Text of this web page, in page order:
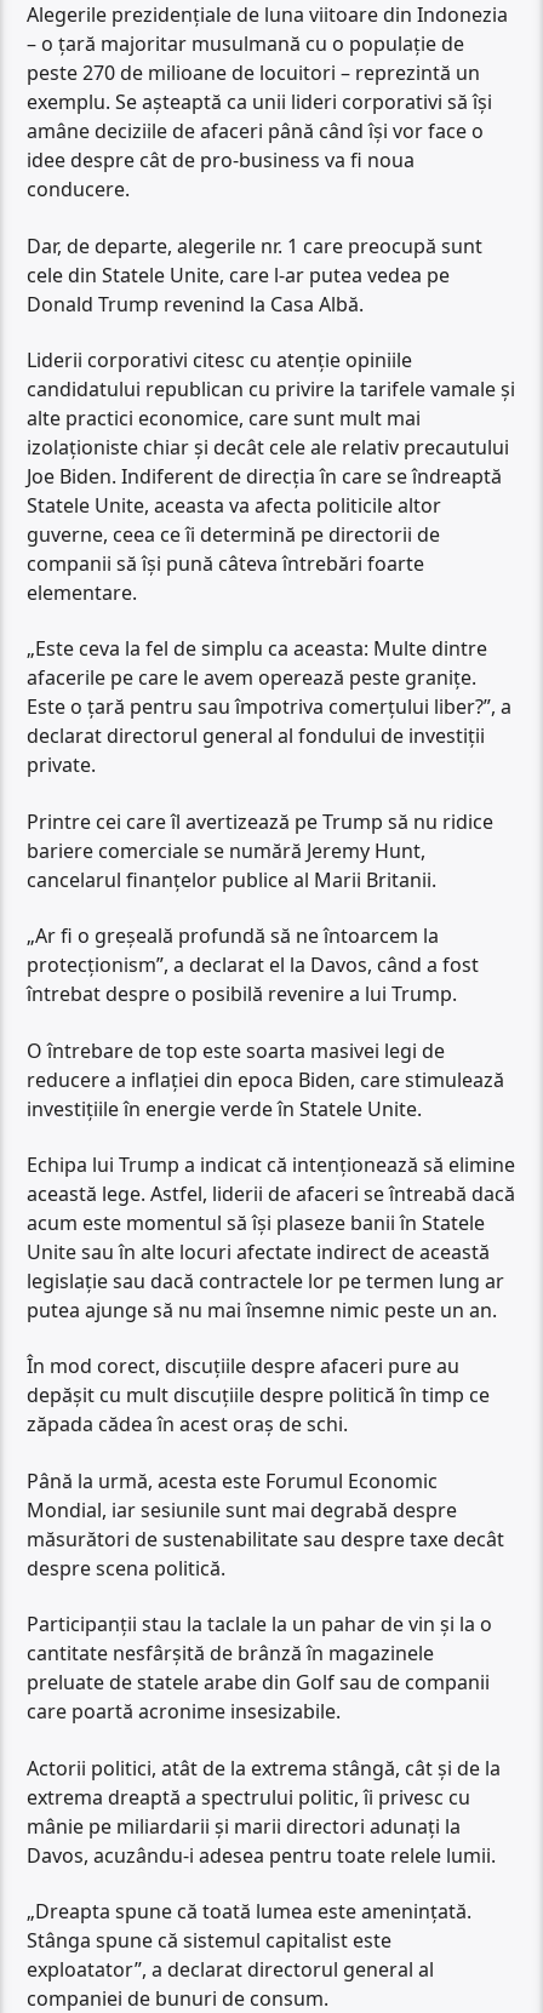
Alegerile prezidențiale de luna viitoare din Indonezia
– o țară majoritar musulmană cu o populație de
peste 270 de milioane de locuitori – reprezintă un
exemplu. Se așteaptă ca unii lideri corporativi să își
amâne deciziile de afaceri până când își vor face o
idee despre cât de pro-business va fi noua
conducere.
Dar, de departe, alegerile nr. 1 care preocupă sunt
cele din Statele Unite, care l-ar putea vedea pe
Donald Trump revenind la Casa Albă.
Liderii corporativi citesc cu atenție opiniile
candidatului republican cu privire la tarifele vamale și
alte practici economice, care sunt mult mai
izolaționiste chiar și decât cele ale relativ precautului
Joe Biden. Indiferent de direcția în care se îndreaptă
Statele Unite, aceasta va afecta politicile altor
guverne, ceea ce îi determină pe directorii de
companii să își pună câteva întrebări foarte
elementare.
„Este ceva la fel de simplu ca aceasta: Multe dintre
afacerile pe care le avem operează peste granițe.
Este o țară pentru sau împotriva comerțului liber?”, a
declarat directorul general al fondului de investiții
private.
Printre cei care îl avertizează pe Trump să nu ridice
bariere comerciale se numără Jeremy Hunt,
cancelarul finanțelor publice al Marii Britanii.
„Ar fi o greșeală profundă să ne întoarcem la
protecționism”, a declarat el la Davos, când a fost
întrebat despre o posibilă revenire a lui Trump.
O întrebare de top este soarta masivei legi de
reducere a inflației din epoca Biden, care stimulează
investițiile în energie verde în Statele Unite.
Echipa lui Trump a indicat că intenționează să elimine
această lege. Astfel, liderii de afaceri se întreabă dacă
acum este momentul să își plaseze banii în Statele
Unite sau în alte locuri afectate indirect de această
legislație sau dacă contractele lor pe termen lung ar
putea ajunge să nu mai însemne nimic peste un an.
În mod corect, discuțiile despre afaceri pure au
depășit cu mult discuțiile despre politică în timp ce
zăpada cădea în acest oraș de schi.
Până la urmă, acesta este Forumul Economic
Mondial, iar sesiunile sunt mai degrabă despre
măsurători de sustenabilitate sau despre taxe decât
despre scena politică.
Participanții stau la taclale la un pahar de vin și la o
cantitate nesfârșită de brânză în magazinele
preluate de statele arabe din Golf sau de companii
care poartă acronime insesizabile.
Actorii politici, atât de la extrema stângă, cât și de la
extrema dreaptă a spectrului politic, îi privesc cu
mânie pe miliardarii și marii directori adunați la
Davos, acuzându-i adesea pentru toate relele lumii.
„Dreapta spune că toată lumea este amenințată.
Stânga spune că sistemul capitalist este
exploatator”, a declarat directorul general al
companiei de bunuri de consum.